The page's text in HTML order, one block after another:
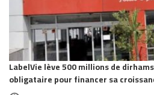
LabelVie lève 500 millions de
obligataire pour financer sa